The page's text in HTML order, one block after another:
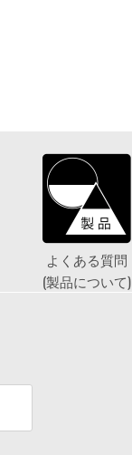
よくある質問
(製品について)